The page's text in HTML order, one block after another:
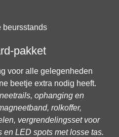
pakket
voor alle gelegenheden
beetje extra nodig heeft.
ophanging en
rolkoffer,
vergrendelingsset voor
LED spots met losse tas.